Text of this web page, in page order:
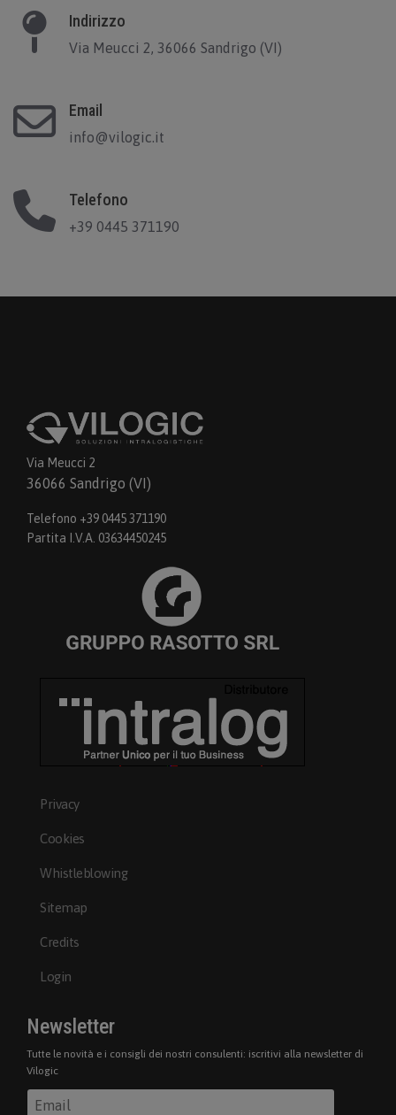
Indirizzo
Via Meucci 2, 36066 Sandrigo (VI)
Email
info@vilogic.it
Telefono
+39 0445 371190
Via Meucci 2
36066 Sandrigo (VI)
Telefono +39 0445 371190
Partita I.V.A. 03634450245
Privacy
Cookies
Whistleblowing
Sitemap
Credits
Login
Newsletter
Tutte le novità e i consigli dei nostri consulenti: iscritivi alla newsletter di
Vilogic